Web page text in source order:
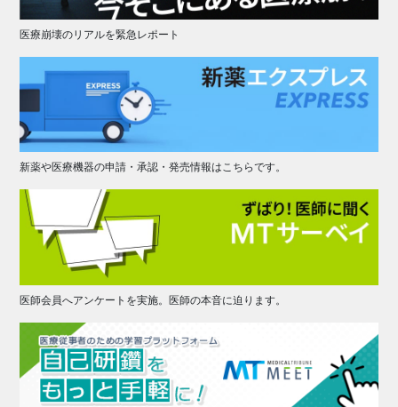
医療崩壊のリアルを緊急レポート
新薬や医療機器の申請・承認・発売情報はこちらです。
医師会員へアンケートを実施。医師の本音に迫ります。